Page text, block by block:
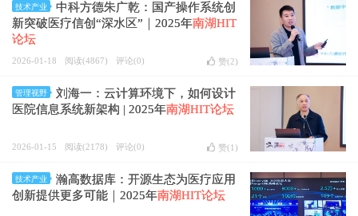
技术产业
中科方德朱广乾：国产操作系统创
新突破医疗信创“深水区”｜2025年南湖HIT
论坛
2026-01-18 阅读(4867) 评论(0) 赞(2)
管理视野
刘海一：云计算环境下，如何设计
医院信息系统新架构 | 2025年南湖HIT论坛
2026-01-15 阅读(2178) 评论(0) 赞(1 )
技术产业
瀚高数据库：开源生态为医疗应用
创新提供更多可能｜2025年南湖HIT论坛